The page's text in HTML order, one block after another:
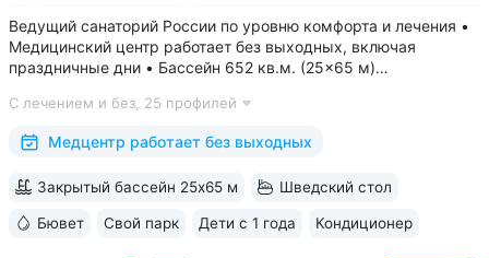
Ведущий санаторий России по уровню комфорта и лечения •
Медицинский центр работает без выходных, включая
праздничные дни • Бассейн 652 кв.м. (25×65 м)
Глубина от 30 до 180 см, есть отдельная детская зона. Рядом
расположены закрытая терраса...
С лечением и без, 25 профилей
Медцентр работает без выходных
Закрытый бассейн 25х65 м Шведский стол
Бювет Свой парк Дети с 1 года Кондиционер